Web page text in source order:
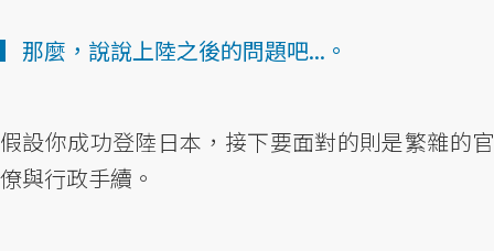
▎那麼，說說上陸之後的問題吧...。
假設你成功登陸日本，接下要面對的則是繁雜的官
僚與行政手續。